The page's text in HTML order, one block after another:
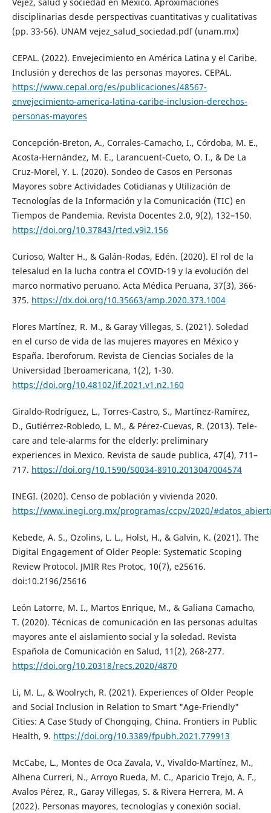
disciplinarias desde perspectivas cuantitativas y cualitativas
(pp. 33-56). UNAM vejez_salud_sociedad.pdf (unam.mx)
CEPAL. (2022). Envejecimiento en América Latina y el Caribe.
Inclusión y derechos de las personas mayores. CEPAL.
https://www.cepal.org/es/publicaciones/48567-
envejecimiento-america-latina-caribe-inclusion-derechos-
personas-mayores
Concepción-Breton, A., Corrales-Camacho, I., Córdoba, M. E.,
Acosta-Hernández, M. E., Larancuent-Cueto, O. I., & De La
Cruz-Morel, Y. L. (2020). Sondeo de Casos en Personas
Mayores sobre Actividades Cotidianas y Utilización de
Tecnologías de la Información y la Comunicación (TIC) en
Tiempos de Pandemia. Revista Docentes 2.0, 9(2), 132–150.
https://doi.org/10.37843/rted.v9i2.156
Curioso, Walter H., & Galán-Rodas, Edén. (2020). El rol de la
telesalud en la lucha contra el COVID-19 y la evolución del
marco normativo peruano. Acta Médica Peruana, 37(3), 366-
375. https://dx.doi.org/10.35663/amp.2020.373.1004
Flores Martínez, R. M., & Garay Villegas, S. (2021). Soledad
en el curso de vida de las mujeres mayores en México y
España. Iberoforum. Revista de Ciencias Sociales de la
Universidad Iberoamericana, 1(2), 1-30.
https://doi.org/10.48102/if.2021.v1.n2.160
Giraldo-Rodríguez, L., Torres-Castro, S., Martínez-Ramírez,
D., Gutiérrez-Robledo, L. M., & Pérez-Cuevas, R. (2013). Tele-
care and tele-alarms for the elderly: preliminary
experiences in Mexico. Revista de saude publica, 47(4), 711–
717. https://doi.org/10.1590/S0034-8910.2013047004574
INEGI. (2020). Censo de población y vivienda 2020.
https://www.inegi.org.mx/programas/ccpv/2020/
Kebede, A. S., Ozolins, L. L., Holst, H., & Galvin, K. (2021). The
Digital Engagement of Older People: Systematic Scoping
Review Protocol. JMIR Res Protoc, 10(7), e25616.
doi:10.2196/25616
León Latorre, M. I., Martos Enrique, M., & Galiana Camacho,
T. (2020). Técnicas de comunicación en las personas adultas
mayores ante el aislamiento social y la soledad. Revista
Española de Comunicación en Salud, 11(2), 268-277.
https://doi.org/10.20318/recs.2020/4870
Li, M. L., & Woolrych, R. (2021). Experiences of Older People
and Social Inclusion in Relation to Smart "Age-Friendly"
Cities: A Case Study of Chongqing, China. Frontiers in Public
Health, 9. https://doi.org/10.3389/fpubh.2021.779913
McCabe, L., Montes de Oca Zavala, V., Vivaldo-Martínez, M.,
Alhena Curreri, N., Arroyo Rueda, M. C., Aparicio Trejo, A. F.,
Avalos Pérez, R., Garay Villegas, S. & Rivera Herrera, M. A
(2022). Personas mayores, tecnologías y conexión social.